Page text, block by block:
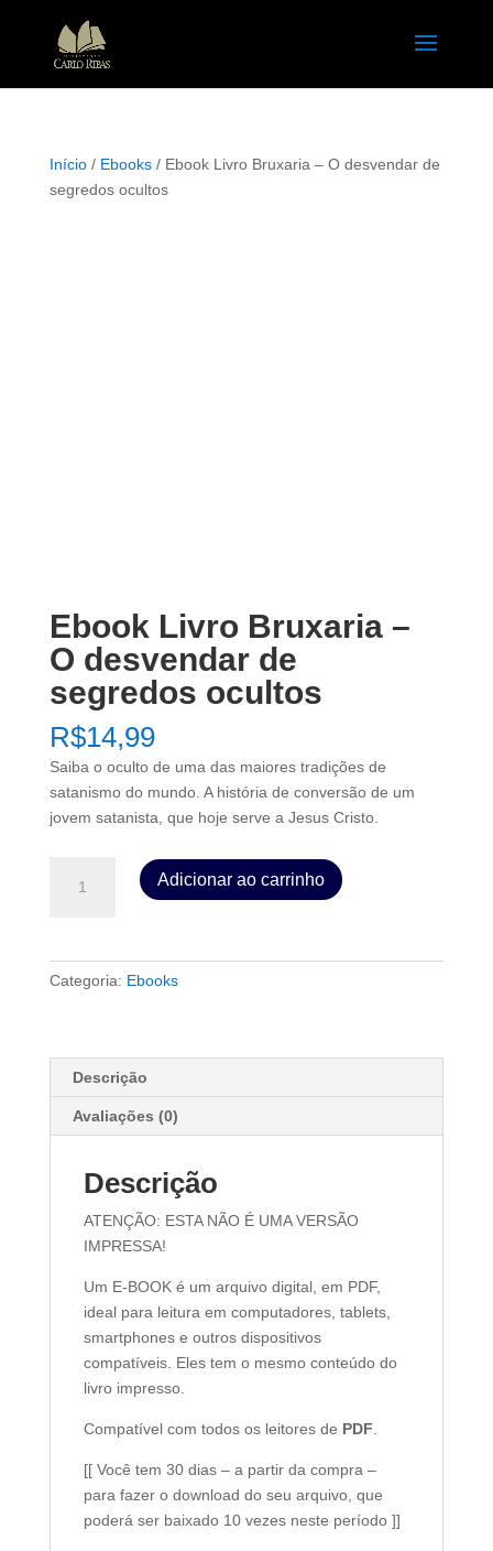
Início/ Ebooks/ Ebook Livro Bruxaria – O desvendar de
segredos ocultos
Ebook Livro Bruxaria –
O desvendar de
segredos ocultos
R$14,99
Saiba o oculto de uma das maiores tradições de
satanismo do mundo. A história de conversão de um
jovem satanista, que hoje serve a Jesus Cristo.
Livro
desvendar
ocultos
quantidade
Adicionar ao carrinho
Categoria: Ebooks
Descrição
Avaliações (0)
Descrição
ATENÇÃO: ESTA NÃO É UMA VERSÃO
IMPRESSA!
Um E-BOOK é um arquivo digital, em PDF,
ideal para leitura em computadores, tablets,
smartphones e outros dispositivos
compatíveis. Eles tem o mesmo conteúdo do
livro impresso.
Compatível com todos os leitores de PDF.
[[ Você tem 30 dias – a partir da compra –
para fazer o download do seu arquivo, que
poderá ser baixado 10 vezes neste período ]]